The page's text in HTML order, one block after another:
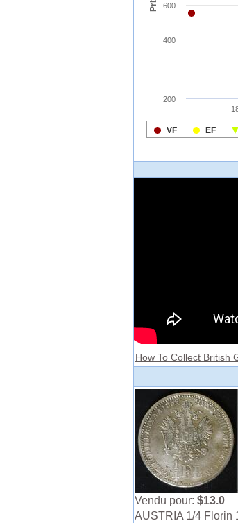
How To Collect British
Vendu pour: $13.0
AUSTRIA 1/4 Florin